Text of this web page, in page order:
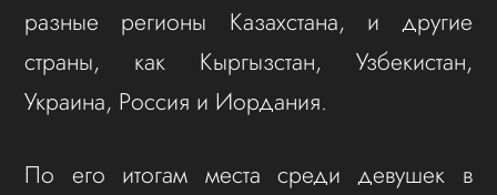
разные регионы Казахстана, и другие
страны, как Кыргызстан, Узбекистан,
Украина, Россия и Иордания.
По его итогам места среди девушек в